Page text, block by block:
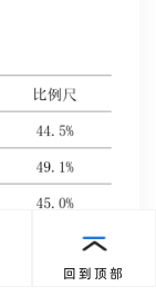
回到顶部